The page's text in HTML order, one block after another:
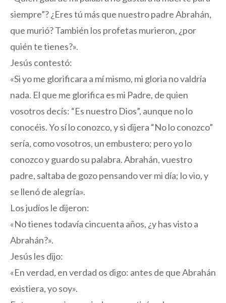
siempre”? ¿Eres tú más que nuestro padre Abrahán,
que murió? También los profetas murieron, ¿por
quién te tienes?».
Jesús contestó:
«Si yo me glorificara a mí mismo, mi gloria no valdría
nada. El que me glorifica es mi Padre, de quien
vosotros decís: “Es nuestro Dios”, aunque no lo
conocéis. Yo sí lo conozco, y si dijera “No lo conozco”
sería, como vosotros, un embustero; pero yo lo
conozco y guardo su palabra. Abrahán, vuestro
padre, saltaba de gozo pensando ver mi día; lo vio, y
se llenó de alegría».
Los judíos le dijeron:
«No tienes todavía cincuenta años, ¿y has visto a
Abrahán?».
Jesús les dijo:
«En verdad, en verdad os digo: antes de que Abrahán
existiera, yo soy».